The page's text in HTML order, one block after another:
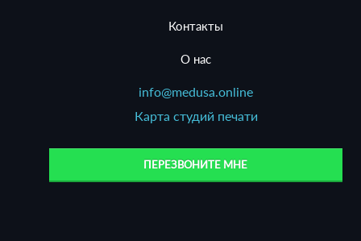
Контакты
О нас
info@medusa.online
Карта студий печати
ПЕРЕЗВОНИТЕ МНЕ